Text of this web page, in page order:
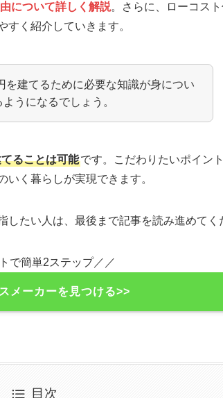
について詳しく解説。さらに、ローコス
く紹介していきます。
を建てるために必要な知識が身につい
うになるでしょう。
ることは可能です。こだわりたいポイン
く暮らしが実現できます。
たい人は、最後まで記事を読み進めてく
で簡単2ステップ／／
メーカーを見つける>>
目次